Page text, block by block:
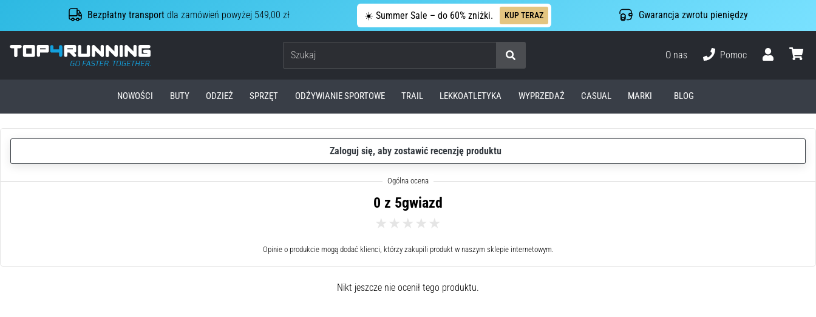
Bezpłatny transportdla zamówień powyżej 549,00 zł ☀️ Summer Sale – do 60% zniżki. KUP TERAZ Gwarancja zwrotu pieniędzy
Top4Running.pl
Szukaj
O nas
Pomoc
NOWOŚCI BUTY ODZIEŻ SPRZĘT ODŻYWIANIE SPORTOWE TRAIL LEKKOATLETYKA WYPRZEDAŻ CASUAL MARKI BLOG
Zaloguj się, aby zostawić recenzję produktu
0 z 5gwiazd
Opinie o produkcie mogą dodać klienci, którzy zakupili produkt w naszym sklepie internetowym.
Nikt jeszcze nie ocenił tego produktu.